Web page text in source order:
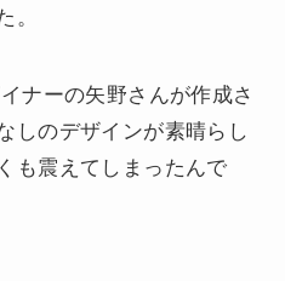
。
ナーの矢野さんが作成さ
しのデザインが素晴らし
も震えてしまったんで